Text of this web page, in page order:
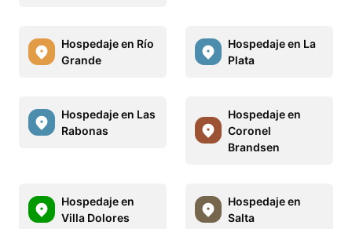
Hospedaje en Río
Grande
Hospedaje en La
Plata
Hospedaje en Las
Rabonas
Hospedaje en
Coronel
Brandsen
Hospedaje en
Villa Dolores
Hospedaje en
Salta